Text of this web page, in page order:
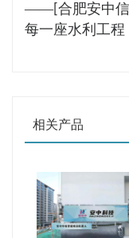
—— 合肥安中
每一座水利工程
相关产品